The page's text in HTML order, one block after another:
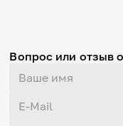
Вопрос или отзыв